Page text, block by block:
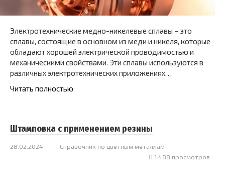
Электротехнические медно-никелевые сплавы – это
сплавы, состоящие в основном из меди и никеля, которые
обладают хорошей электрической проводимостью и
механическими свойствами. Эти сплавы используются в
различных электротехнических приложениях…
Читать полностью
Штамповка с применением резины
28.02.2024
Справочник по цветным металлам
1 488 просмотров